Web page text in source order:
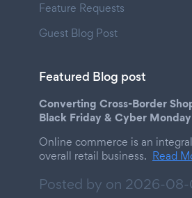
Feature Requests
Guest Blog Post
Featured Blog post
Converting Cross-Border
Black Friday & Cyber Monday
Online commerce is an
overall retail business. Read
Posted by on 2026-